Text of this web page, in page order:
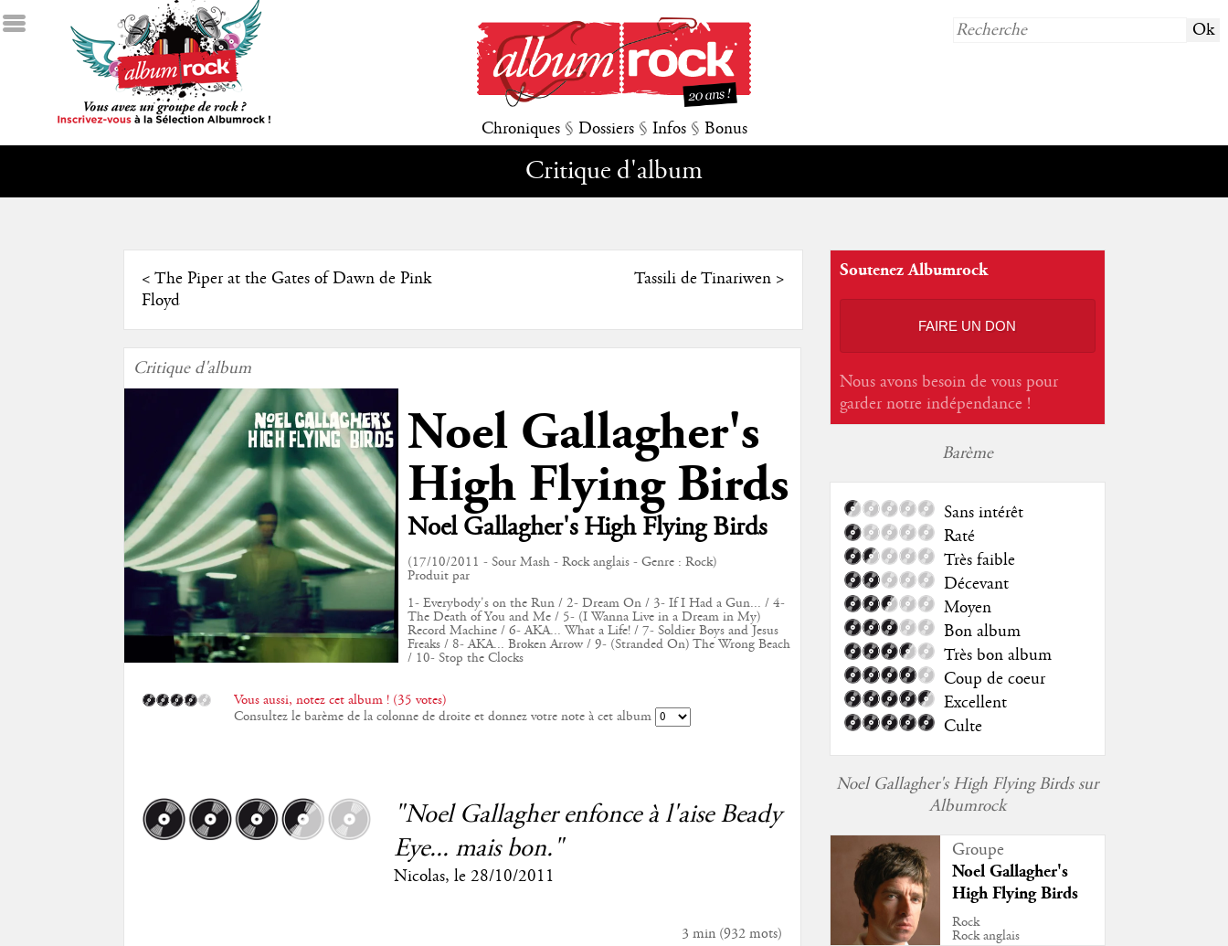
Chroniques § Dossiers § Infos § Bonus
Critique d'album
< The Piper at the Gates of Dawn de Pink
Floyd
Tassili de Tinariwen>
Critique d'album
Noel Gallagher's
High Flying Birds
Noel Gallagher's High Flying Birds
(17/10/2011 - Sour Mash - Rock anglais - Genre : Rock)
Produit par
1- Everybody's on the Run / 2- Dream On / 3- If I Had a Gun... / 4-
The Death of You and Me / 5- (I Wanna Live in a Dream in My)
Record Machine / 6- AKA... What a Life! / 7- Soldier Boys and Jesus
Freaks / 8- AKA... Broken Arrow / 9- (Stranded On) The Wrong Beach
/ 10- Stop the Clocks
Vous aussi, notez cet album ! (35 votes)
Consultez le barème de la colonne de droite et donnez votre note à cet album
"Noel Gallagher enfonce à l'aise Beady
Eye... mais bon."
Nicolas, le 28/10/2011
3 min(932mots)
Soutenez Albumrock
FAIRE UN DON
Nous avons besoin de vous pour
garder notre indépendance !
Barème
Sans intérêt
Raté
Très faible
Décevant
Moyen
Bon album
Très bon album
Coup de coeur
Excellent
Culte
Noel Gallagher's High Flying Birds sur
Albumrock
Groupe
Noel Gallagher's
High Flying Birds
Rock
Rock anglais